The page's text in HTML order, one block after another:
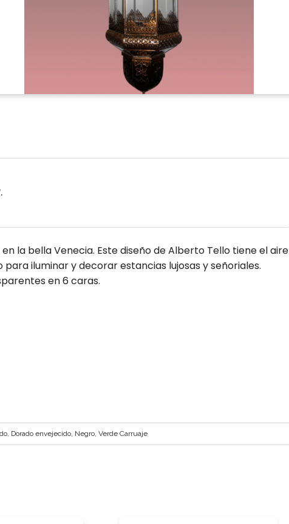
la bella Venecia. Este diseño de Alberto Tello tiene el aire
iluminar y decorar estancias lujosas y señoriales.
en 6 caras.
Dorado envejecido, Negro, Verde Carruaje